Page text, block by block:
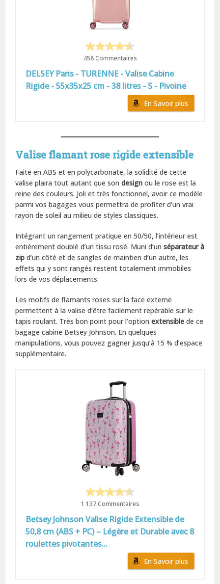
458 Commentaires
DELSEY Paris - TURENNE - Valise Cabine
Rigide - 55x35x25 cm - 38 litres - S - Pivoine
En Savoir plus
Valise flamant rose rigide extensible
Faite en ABS et en polycarbonate, la solidité de cette
valise plaira tout autant que sondesign ou le rose est la
reine des couleurs. Joli et très fonctionnel, avoir ce modèle
parmi vos bagages vous permettra de profiter d’un vrai
rayon de soleil au milieu de styles classiques.
Intégrant un rangement pratique en 50/50, l’intérieur est
entièrement doublé d’un tissu rosé. Muni d’unséparateur à
zip d’un côté et de sangles de maintien d’un autre, les
effets qui y sont rangés restent totalement immobiles
lors de vos déplacements.
Les motifs de flamants roses sur la face externe
permettent à la valise d’être facilement repérable sur le
tapis roulant. Très bon point pour l’optionextensible de ce
bagage cabine Betsey Johnson. En quelques
manipulations, vous pouvez gagner jusqu’à 15 % d’espace
supplémentaire.
1 137 Commentaires
Betsey Johnson Valise Rigide Extensible de
50,8 cm (ABS + PC) – Légère et Durable avec 8
roulettes pivotantes...
En Savoir plus